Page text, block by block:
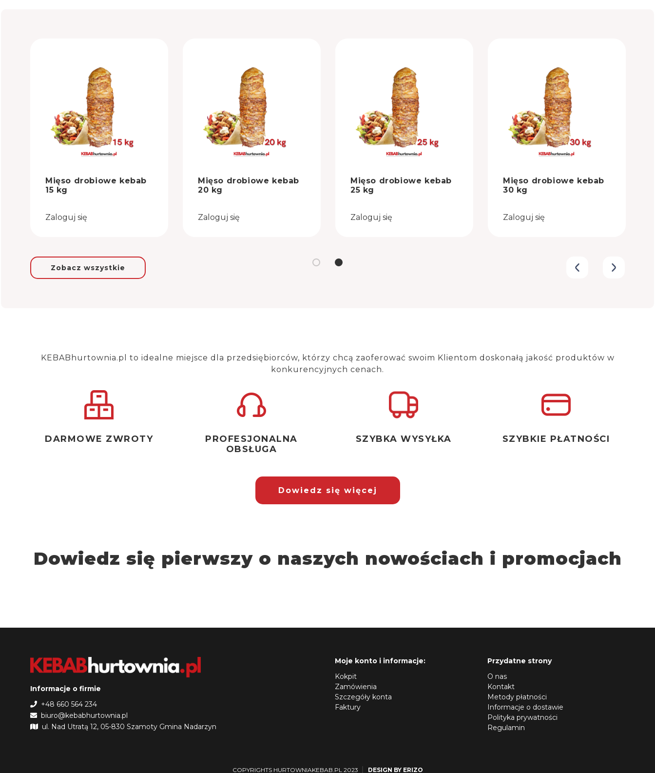
Mięso drobiowe kebab
15 kg
Zaloguj się
Mięso drobiowe kebab
20 kg
Zaloguj się
Mięso drobiowe kebab
25 kg
Zaloguj się
Mięso drobiowe kebab
30 kg
Zaloguj się
Zobacz wszystkie
KEBABhurtownia.pl to idealne miejsce dla przedsiębiorców, którzy chcą zaoferować swoim Klientom doskonałą jakość produktów w
konkurencyjnych cenach.
DARMOWE ZWROTY
PROFESJONALNA
OBSŁUGA
SZYBKA WYSYŁKA SZYBKIE PŁATNOŚCI
Dowiedz się więcej
Dowiedz się pierwszy o naszych nowościach i promocjach
Informacje o firmie
+48 660 564 234
biuro@kebabhurtownia.pl
ul. Nad Utratą 12, 05-830 Szamoty Gmina Nadarzyn
Moje konto i informacje:
Kokpit
Zamówienia
Szczegóły konta
Faktury
Przydatne strony
O nas
Kontakt
Metody płatności
Informacje o dostawie
Polityka prywatności
Regulamin
COPYRIGHTS HURTOWNIAKEBAB.PL 2023 DESIGN BY ERIZO